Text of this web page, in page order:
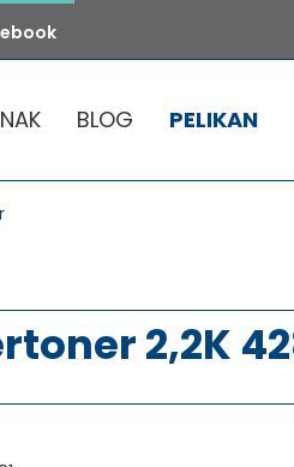
BLOG PELIKAN
2,2K